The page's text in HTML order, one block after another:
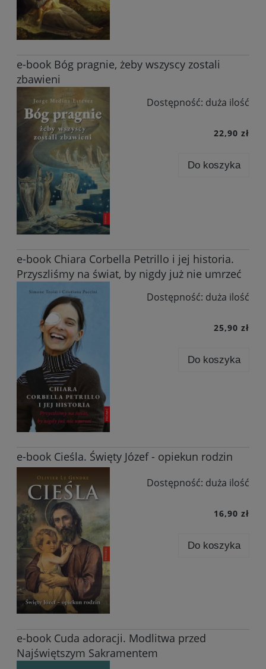
e-book Bóg pragnie, żeby wszyscy zostali
zbawieni
Dostępność: duża ilość
22,90 zł
Do koszyka
e-book Chiara Corbella Petrillo i jej historia.
Przyszliśmy na świat, by nigdy już nie umrzeć
Dostępność: duża ilość
25,90 zł
Do koszyka
e-book Cieśla. Święty Józef - opiekun rodzin
Dostępność: duża ilość
16,90 zł
Do koszyka
e-book Cuda adoracji. Modlitwa przed
Najświętszym Sakramentem